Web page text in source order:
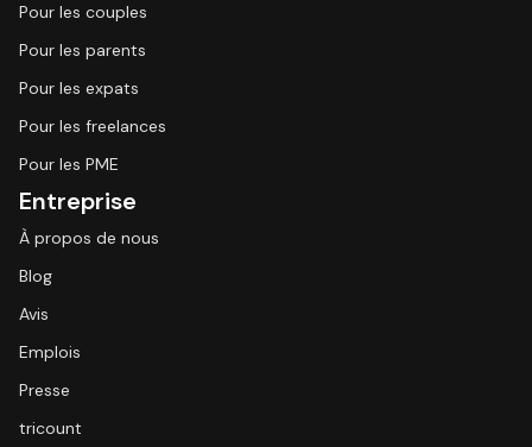
Pour les couples
Pour les parents
Pour les expats
Pour les freelances
Pour les PME
Entreprise
À propos de nous
Blog
Avis
Emplois
Presse
tricount